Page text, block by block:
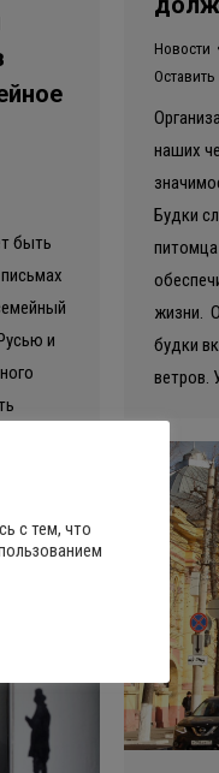
быть
и
Новости
наших
Будки
жизни.
будки
ветров.
с тем, что